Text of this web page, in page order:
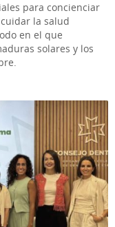
para concienciar
la salud
en el que
solares y los